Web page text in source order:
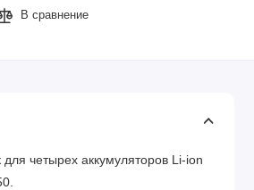
В сравнение
для четырех аккумуляторов Li-ion